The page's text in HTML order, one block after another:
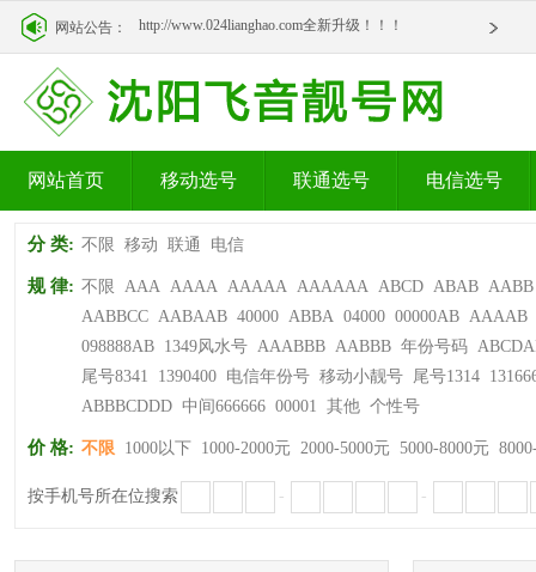
网站公告：
http://www.024lianghao.com全新升级！！！
网站首页 移动选号 联通选号 电信选号
分 类: 不限 移动 联通 电信
规 律: 不限 AAA AAAA AAAAA AAAAAA ABCD ABAB AABB
AABBCC AABAAB 40000 ABBA 04000 00000AB AAAAB
098888AB 1349风水号 AAABBB AABBB 年份号码
尾号8341
1390400 电信年份号 移动小靓号 尾号1314
ABBBCDDD 中间666666 00001 其他 个性号
价 格: 不限 1000以下 1000-2000元 2000-5000元 5000-8000元
按手机号所在位搜索 - -